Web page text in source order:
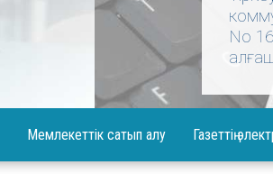
No
Мемлекеттік сатып алу
Хабарландыру
Газеттің